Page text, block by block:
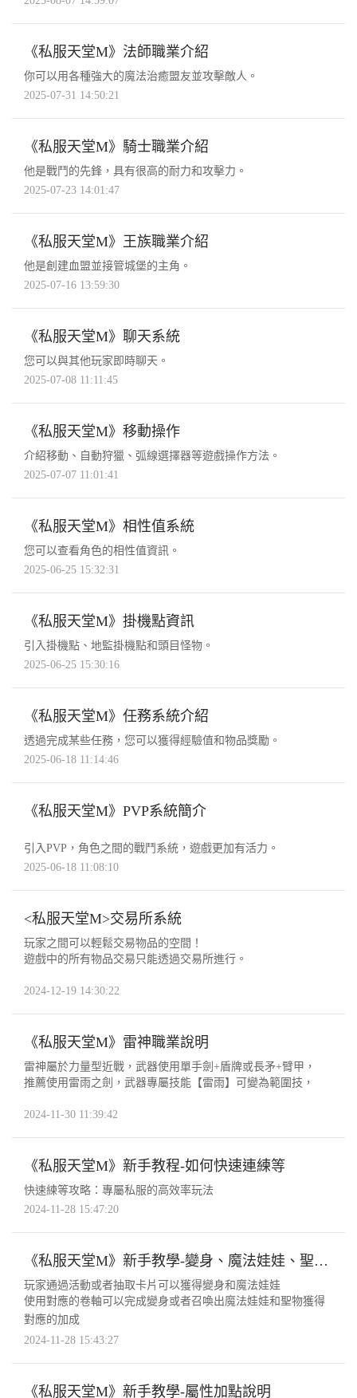
《私服天堂M》法師職業介紹
你可以用各種強大的魔法治癒盟友並攻擊敵人。
2025-07-31 14:50:21
《私服天堂M》騎士職業介紹
他是戰鬥的先鋒，具有很高的耐力和攻擊力。
2025-07-23 14:01:47
《私服天堂M》王族職業介紹
他是創建血盟並接管城堡的主角。
2025-07-16 13:59:30
《私服天堂M》聊天系統
您可以與其他玩家即時聊天。
2025-07-08 11:11:45
《私服天堂M》移動操作
介紹移動、自動狩獵、弧線選擇器等遊戲操作方法。
2025-07-07 11:01:41
《私服天堂M》相性值系統
您可以查看角色的相性值資訊。
2025-06-25 15:32:31
《私服天堂M》掛機點資訊
引入掛機點、地監掛機點和頭目怪物。
2025-06-25 15:30:16
《私服天堂M》任務系統介紹
透過完成某些任務，您可以獲得經驗值和物品獎勵。
2025-06-18 11:14:46
《私服天堂M》PVP系統簡介
引入PVP，角色之間的戰鬥系統，遊戲更加有活力。
2025-06-18 11:08:10
<私服天堂M>交易所系統
玩家之間可以輕鬆交易物品的空間！
遊戲中的所有物品交易只能透過交易所進行。
2024-12-19 14:30:22
《私服天堂M》雷神職業說明
雷神屬於力量型近戰，武器使用單手劍+盾牌或長矛+臂甲，
推薦使用雷雨之劍，武器專屬技能【雷雨】可變為範圍技，
2024-11-30 11:39:42
《私服天堂M》新手教程-如何快速連練等
快速練等攻略：專屬私服的高效率玩法
2024-11-28 15:47:20
《私服天堂M》新手教學-變身、魔法娃娃、聖物系統
玩家通過活動或者抽取卡片可以獲得變身和魔法娃娃
使用對應的卷軸可以完成變身或者召喚出魔法娃娃和聖物獲得
對應的加成
2024-11-28 15:43:27
《私服天堂M》新手教學-屬性加點說明